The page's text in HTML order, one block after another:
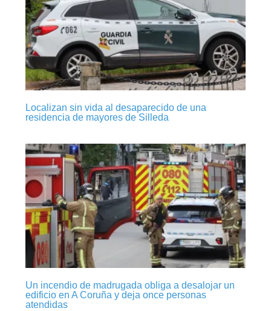
Localizan sin vida al desaparecido de una
residencia de mayores de Silleda
Un incendio de madrugada obliga a desalojar un
edificio en A Coruña y deja once personas
atendidas